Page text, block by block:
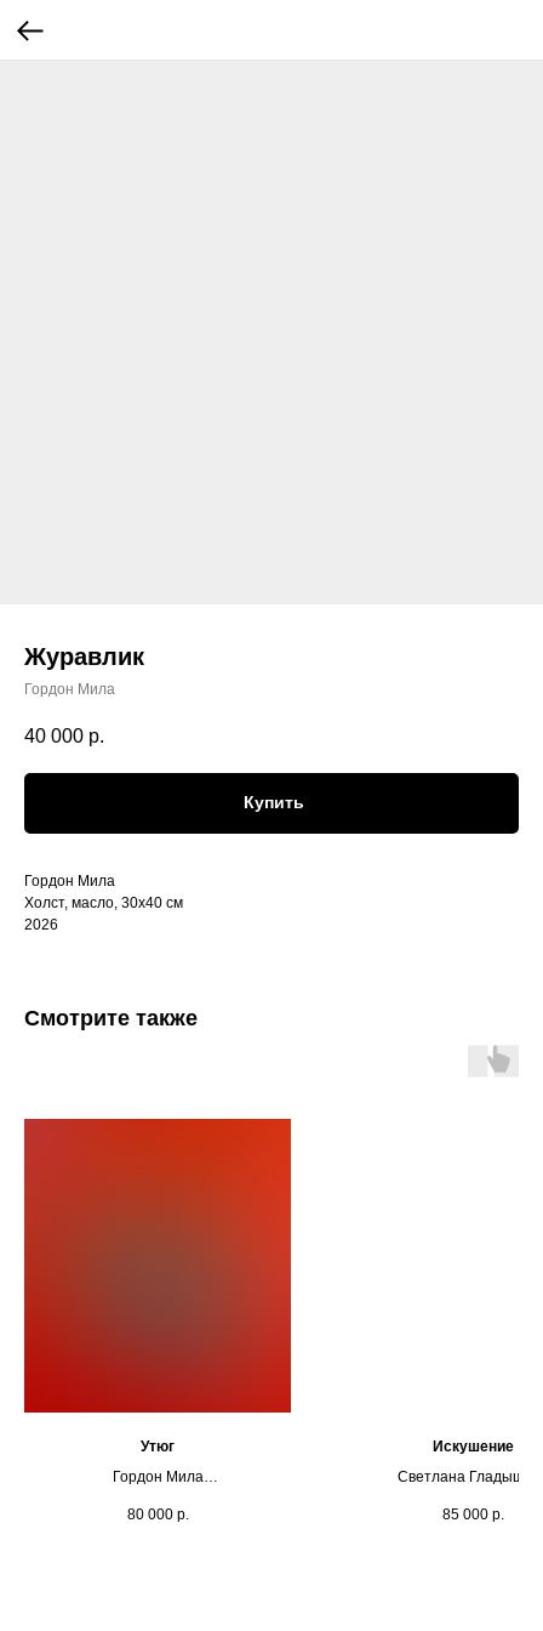
Журавлик
Гордон Мила
40 000 р.
Купить
Гордон Мила
Холст, масло, 30х40 см
2026
Смотрите также
Утюг
Гордон Мила
2026
80 000 р.
Искушение
Светлана
70х50
85 000 р.